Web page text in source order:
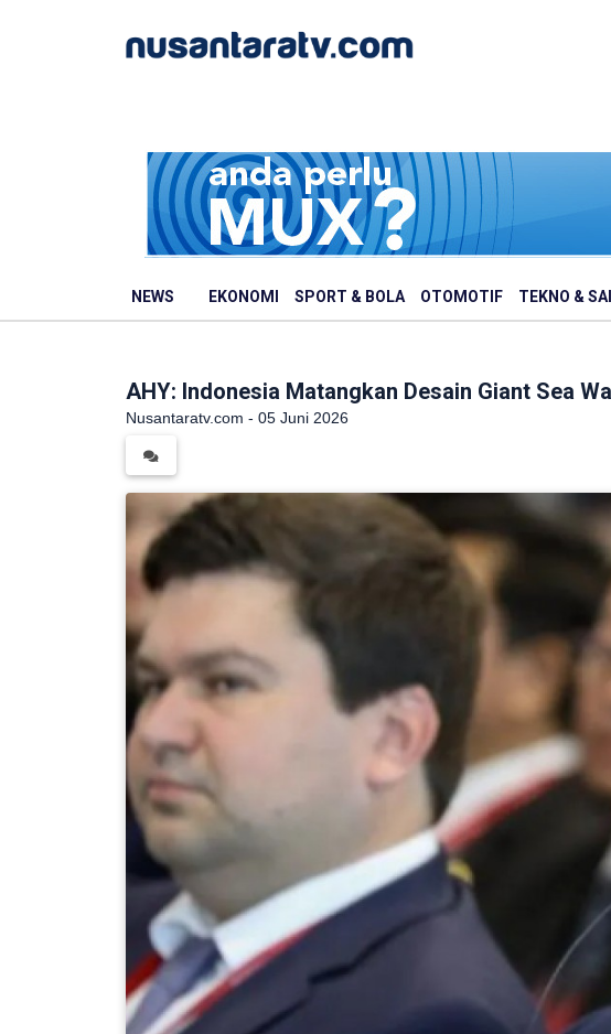
NEWS EKONOMI SPORT & BOLA OTOMOTIF TEKNO &
AHY: Indonesia Matangkan Desain Giant Sea
Nusantaratv.com - 05 Juni 2026